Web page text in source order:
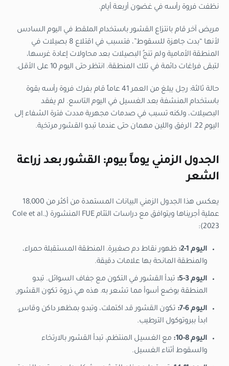
نظفت فروة رأسه في غضون أربعة أيام.
مريض آخر قام بانتزاع القشور باستخدام الملقط في اليوم السادس
لأنها “بدت جاهزة للسقوط”، فتسبب في اقتلاع 8 بصيلات في
المنطقة الأمامية ولم تنجُ البصيلات بعد محاولات إعادة غرسها،
لتبقى فراغات دائمة في تلك المنطقة. انتظر حتى اليوم 10 على الأقل.
حالة ثالثة: رجل يبلغ من العمر 41 عاماً قام بفرك فروة رأسه بقوة
باستخدام المنشفة بعد الغسيل في اليوم التاسع. لم يفقد
البصيلات، ولكنه تسبب في صدمات مجهرية مددت فترة الشفاء إلى
اليوم 22. الرفق واللين مهمان حتى عندما تبدو القشور مرتخية.
الجدول الزمني يوماً بيوم: القشور بعد زراعة
الشعر
يعكس هذا الجدول الزمني البيانات المستمدة من أكثر من 18,000
عملية أجريناها ويتوافق مع دراسات التئام FUE المنشورة (Cole et al.,
2023):
اليوم 1-2:
ظهور نقاط دم صغيرة. المنطقة المستقبلة حمراء،
والمنطقة المانحة بها علامات دقيقة.
اليوم 3-5:
تبدأ القشور في التكون مع جفاف السوائل. تبدو
المنطقة بوضع أسوأ مما تشعر به. هذه هي ذروة تكون القشور.
اليوم 6-7:
تكون القشور قد اكتملت، وتبدو بمظهر داكن وقاسٍ.
ابدأ ببروتوكول الترطيب.
اليوم 8-10:
مع الغسيل المنتظم، تبدأ القشور بالارتخاء
والسقوط أثناء الغسيل.